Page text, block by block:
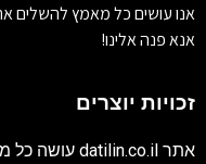
אנו עושים כל מאמץ להשלים
אנא פנה אלינו!
זכויות יוצרים
אתר datilin.co.il עושה כל